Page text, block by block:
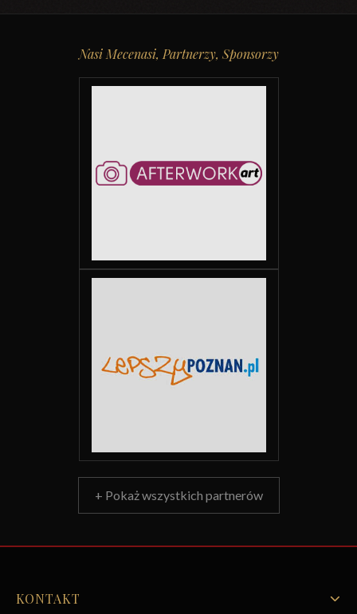
Nasi Mecenasi, Partnerzy, Sponsorzy
+ Pokaż wszystkich partnerów
KONTAKT